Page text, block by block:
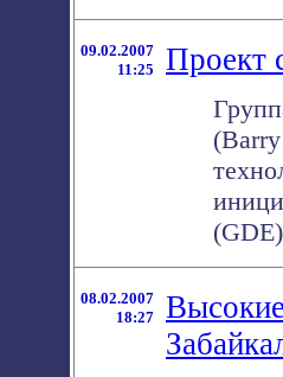
09.02.2007
11:25
Проект
08.02.2007
18:27